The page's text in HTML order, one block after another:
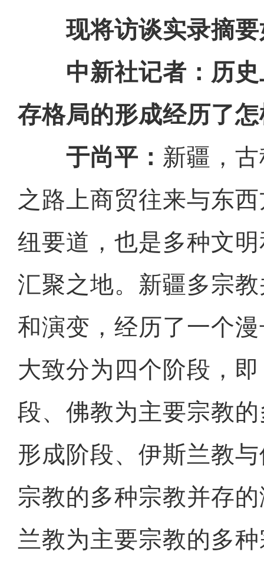
现将访谈实录摘
中新社记者：历
存格局的形成经历了
于尚平： 新疆，
之路上商贸往来与东
纽要道，也是多种文
汇聚之地。新疆多宗
和演变，经历了一个
大致分为四个阶段，
段、佛教为主要宗教
形成阶段、伊斯兰教
宗教的多种宗教并存
兰教为主要宗教的多